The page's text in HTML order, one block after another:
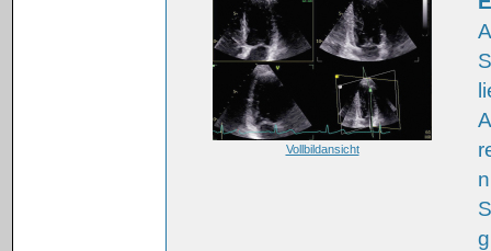
Vollbildansicht